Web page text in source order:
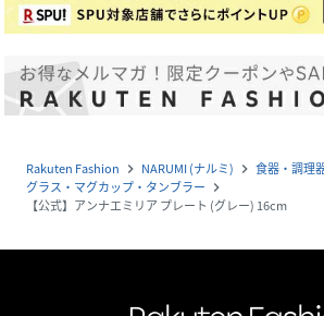
Rakuten Fashion navigate_next NARUMI (ナルミ) navigate_next 食器・調理
グラス・マグカップ・タンブラー navigate_next
【公式】アンナエミリア プレート (グレー) 16cm